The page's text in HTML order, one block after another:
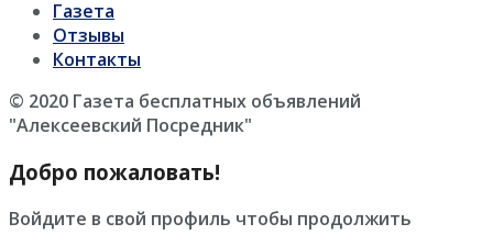
Газета
Отзывы
Контакты
© 2020 Газета бесплатных объявлений
"Алексеевский Посредник"
Добро пожаловать!
Войдите в свой профиль чтобы продолжить